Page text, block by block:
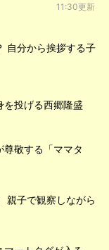
11:30更新
自分から挨拶する子
を投げる西郷隆盛
敬する「ママタ
親子で観察しながら